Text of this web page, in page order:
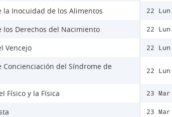
la Inocuidad de los Alimentos
los Derechos del Nacimiento
Vencejo
Concienciación del Síndrome de
Físico y la Física
22 Lun
22 Lun
22 Lun
22 Lun
23 Mar
23 Mar